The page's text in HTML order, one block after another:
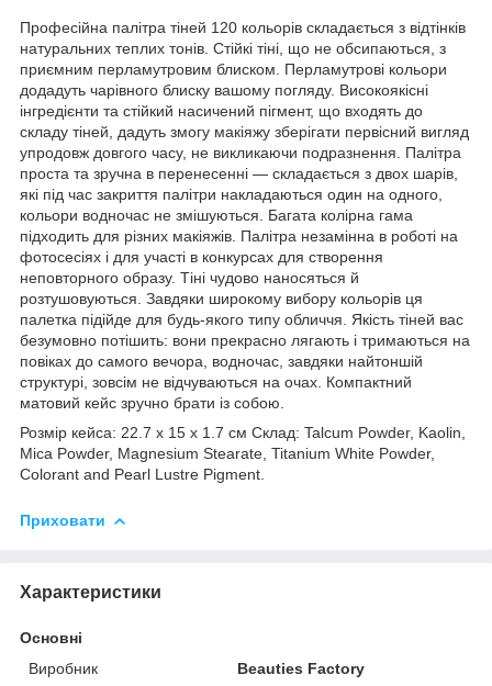
Професійна палітра тіней 120 кольорів складається з відтінків
натуральних теплих тонів. Стійкі тіні, що не обсипаються, з
приємним перламутровим блиском. Перламутрові кольори
додадуть чарівного блиску вашому погляду. Високоякісні
інгредієнти та стійкий насичений пігмент, що входять до
складу тіней, дадуть змогу макіяжу зберігати первісний вигляд
упродовж довгого часу, не викликаючи подразнення. Палітра
проста та зручна в перенесенні — складається з двох шарів,
які під час закриття палітри накладаються один на одного,
кольори водночас не змішуються. Багата колірна гама
підходить для різних макіяжів. Палітра незамінна в роботі на
фотосесіях і для участі в конкурсах для створення
неповторного образу. Тіні чудово наносяться й
розтушовуються. Завдяки широкому вибору кольорів ця
палетка підійде для будь-якого типу обличчя. Якість тіней вас
безумовно потішить: вони прекрасно лягають і тримаються на
повіках до самого вечора, водночас, завдяки найтоншій
структурі, зовсім не відчуваються на очах. Компактний
матовий кейс зручно брати із собою.
Розмір кейса: 22.7 x 15 x 1.7 см Склад: Talcum Powder, Kaolin,
Mica Powder, Magnesium Stearate, Titanium White Powder,
Colorant and Pearl Lustre Pigment.
Приховати
Характеристики
Основні
Виробник
Beauties Factory